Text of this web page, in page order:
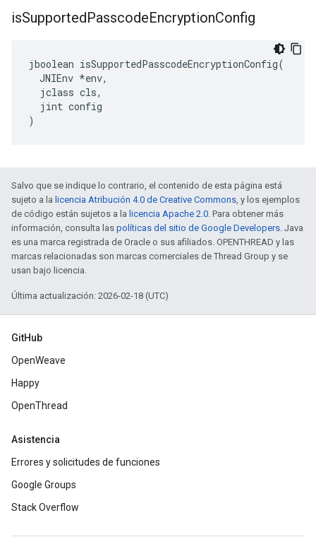
isSupportedPasscodeEncryptionConfig
jboolean isSupportedPasscodeEncryptionConfig(
  JNIEnv *env,
  jclass cls,
  jint config
)
Salvo que se indique lo contrario, el contenido de esta página está
sujeto a la licencia Atribución 4.0 de Creative Commons, y los ejemplos
de código están sujetos a la licencia Apache 2.0. Para obtener más
información, consulta las políticas del sitio de Google Developers. Java
es una marca registrada de Oracle o sus afiliados. OPENTHREAD y las
marcas relacionadas son marcas comerciales de Thread Group y se
usan bajo licencia.
Última actualización: 2026-02-18 (UTC)
GitHub
OpenWeave
Happy
OpenThread
Asistencia
Errores y solicitudes de funciones
Google Groups
Stack Overflow